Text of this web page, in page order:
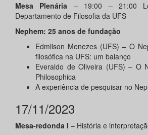
Mesa Plenária – 19:00 – 21:00
Departamento de Filosofia da UFS
Nephem: 25 anos de fundação
Edmilson Menezes (UFS) – O
filosófica na UFS: um balanço
Everaldo de Oliveira (UFS) – O
Philosophica
A experiência de pesquisar no
17/11/2023
Mesa-redonda I – História e